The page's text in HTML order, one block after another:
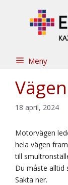
Meny
18 april, 2024
Motorvägen
hela vägen fram
till
Du måste alltid
Sakta ner.